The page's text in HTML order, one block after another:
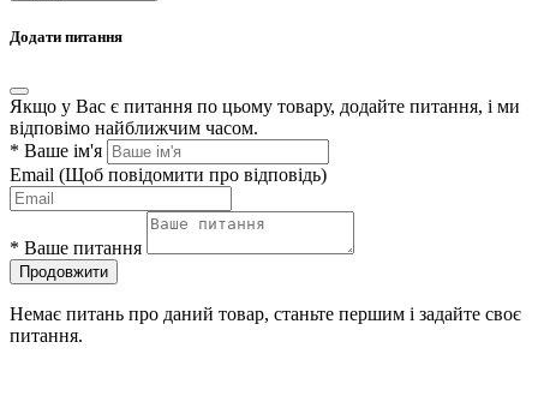
Додати питання
Якщо у Вас є питання по цьому товару, додайте питання, і ми
відповімо найближчим часом.
* Ваше ім'я
Email (Щоб повідомити про відповідь)
* Ваше питання
Продовжити
Немає питань про даний товар, станьте першим і задайте своє
питання.